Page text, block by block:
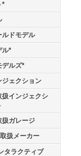
*
ルドモデル
ル*
デルズ*
ジェクション
扱インジェクシ
扱ガレージ
扱メーカー
タラクティブ